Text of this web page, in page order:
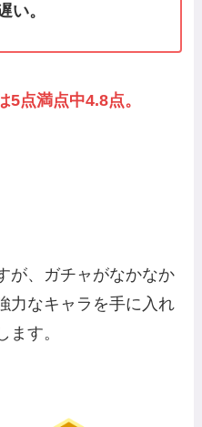
い。
5点満点中4.8点。
が、ガチャがなかなか
力なキャラを手に入れ
ます。